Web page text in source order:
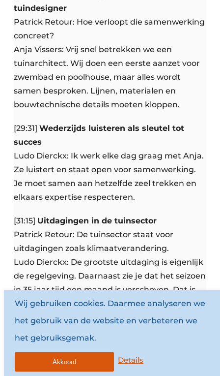
tuindesigner
Patrick Retour: Hoe verloopt die samenwerking
concreet?
Anja Vissers: Vrij snel betrekken we een
tuinarchitect. Wij doen een eerste aanzet voor
zwembad en poolhouse, maar alles wordt
samen besproken. Lijnen, materialen en
bouwtechnische details moeten kloppen.
[29:31] Wederzijds luisteren als sleutel tot
succes
Ludo Dierckx: Ik werk elke dag graag met Anja.
Ze luistert en staat open voor samenwerking.
Je moet samen aan hetzelfde zeel trekken en
elkaars expertise respecteren.
[31:15] Uitdagingen in de tuinsector
Patrick Retour: De tuinsector staat voor
uitdagingen zoals klimaatverandering.
Ludo Dierckx: De grootste uitdaging is eigenlijk
de regelgeving. Daarnaast zie je dat het seizoen
in 35 jaar tijd een maand is verschoven. Dat is
verontrustend.
[33:27]
meststoffen
Ludo Dierckx: Tuinen hebben water en
meststoffen nodig. Als je veel investeert in een
Wij gebruiken cookies. Daarmee analyseren we
het gebruik van de website en verbeteren we
het gebruiksgemak.
Details
Akkoord